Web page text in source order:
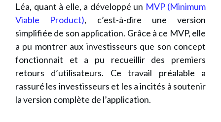
Léa, quant à elle, a développé un MVP (Minimum
Viable Product), c’est-à-dire une version
simplifiée de son application. Grâce à ce MVP, elle
a pu montrer aux investisseurs que son concept
fonctionnait et a pu recueillir des premiers
retours d’utilisateurs. Ce travail préalable a
rassuré les investisseurs et les a incités à soutenir
la version complète de l’application.